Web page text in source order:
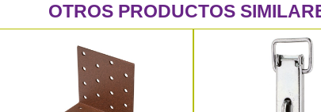
OTROS PRODUCTOS